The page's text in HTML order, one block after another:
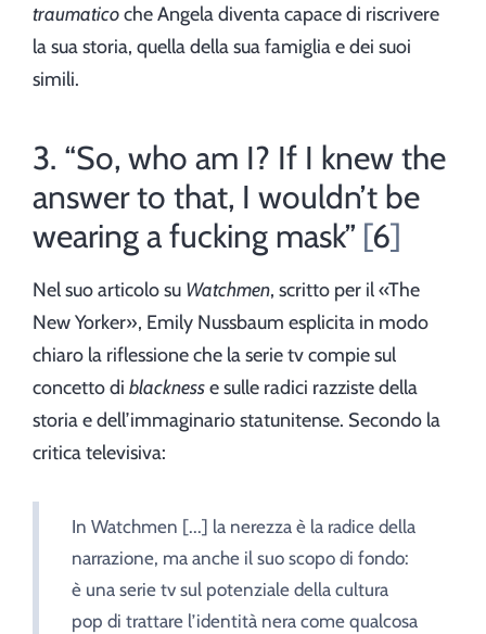
traumaticoche Angela diventa capace di riscrivere
la sua storia, quella della sua famiglia e dei suoi
simili.
3. “So, who am I? If I knew the
answer to that, I wouldn’t be
wearing a fucking mask” 6
Nel suo articolo su Watchmen, scritto per il «The
New Yorker», Emily Nussbaum esplicita in modo
chiaro la riflessione che la serie tv compie sul
concetto di blacknesse sulle radici razziste della
storia e dell’immaginario statunitense. Secondo la
critica televisiva:
In Watchmen [...] la nerezza è la radice della
narrazione, ma anche il suo scopo di fondo:
è una serie tv sul potenziale della cultura
pop di trattare l’identità nera come qualcosa